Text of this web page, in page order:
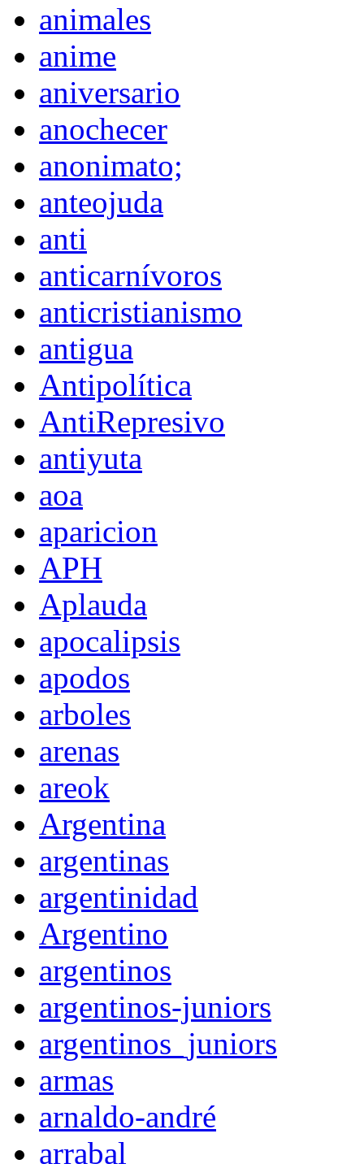
animales
anime
aniversario
anochecer
anonimato;
anteojuda
anti
anticarnívoros
anticristianismo
antigua
Antipolítica
AntiRepresivo
antiyuta
aoa
aparicion
APH
Aplauda
apocalipsis
apodos
arboles
arenas
areok
Argentina
argentinas
argentinidad
Argentino
argentinos
argentinos-juniors
argentinos_juniors
armas
arnaldo-andré
arrabal